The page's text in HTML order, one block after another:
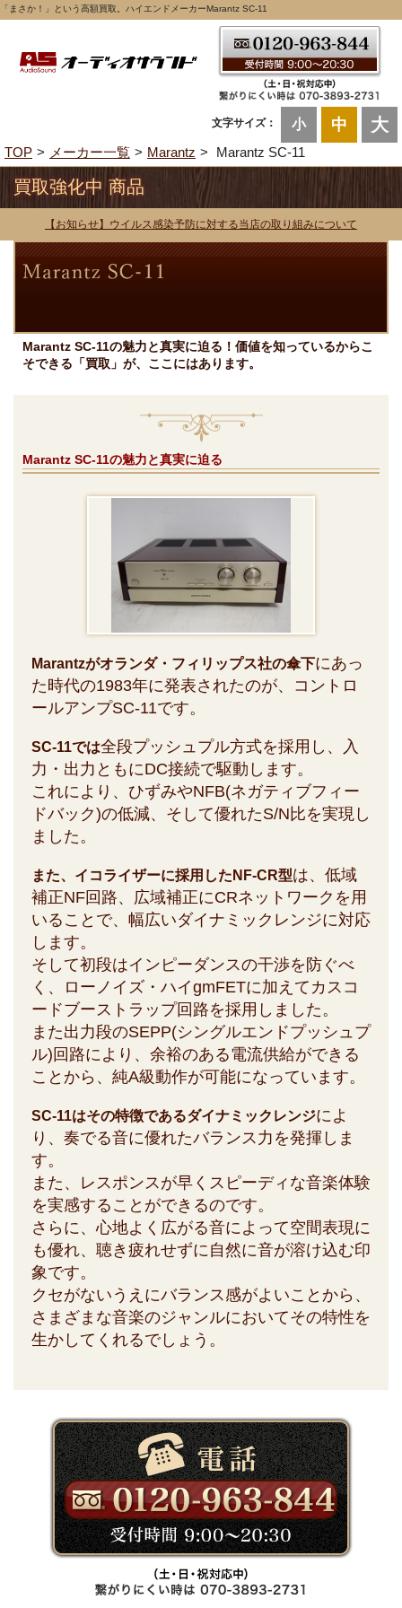
「まさか！」という高額買取。ハイエンドメーカーMarantz SC-11
文字サイズ： 小 中 大
TOP メーカー一覧 Marantz Marantz SC-11
買取強化中 商品
【お知らせ】ウイルス感染予防に対する当店の取り組みについて
Marantz SC-11の魅力と真実に迫る！価値を知っているからこ
そできる「買取」が、ここにはあります。
Marantz SC-11の魅力と真実に迫る
Marantzがオランダ・フィリップス社の傘下にあっ
た時代の1983年に発表されたのが、コントロ
ールアンプSC-11です。
SC-11では全段プッシュプル方式を採用し、入
力・出力ともにDC接続で駆動します。
これにより、ひずみやNFB(ネガティブフィー
ドバック)の低減、そして優れたS/N比を実現し
ました。
また、イコライザーに採用したNF-CR型は、低域
補正NF回路、広域補正にCRネットワークを用
いることで、幅広いダイナミックレンジに対応
します。
そして初段はインピーダンスの干渉を防ぐべ
く、ローノイズ・ハイgmFETに加えてカスコ
ードブーストラップ回路を採用しました。
また出力段のSEPP(シングルエンドプッシュプ
ル)回路により、余裕のある電流供給ができる
ことから、純A級動作が可能になっています。
SC-11はその特徴であるダイナミックレンジによ
り、奏でる音に優れたバランス力を発揮しま
す。
また、レスポンスが早くスピーディな音楽体験
を実感することができるのです。
さらに、心地よく広がる音によって空間表現に
も優れ、聴き疲れせずに自然に音が溶け込む印
象です。
クセがないうえにバランス感がよいことから、
さまざまな音楽のジャンルにおいてその特性を
生かしてくれるでしょう。